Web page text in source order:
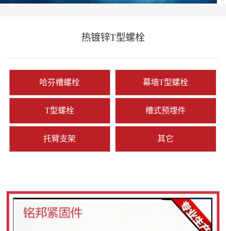
热镀锌T型螺栓
哈芬槽螺栓 幕墙T型螺栓
T型螺栓 槽式预埋件
托臂支架 其它